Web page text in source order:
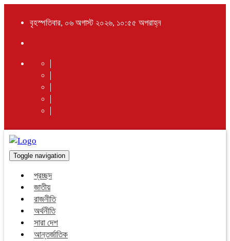
বৃহস্পতিবার, ০৬ অগাস্ট ২০২৬, ১০:৫৫ অপরাহ্ন
Toggle navigation
প্রচ্ছদ
জাতীয়
রাজনীতি
অর্থনীতি
সারা দেশ
আন্তর্জাতিক